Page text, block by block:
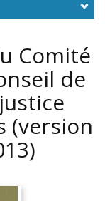
Comité
de
(version